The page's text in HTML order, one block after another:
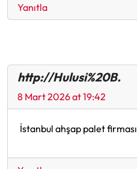
Yanıtla
http://Hulusi%20B.
8 Mart 2026 at 19:42
İstanbul ahşap palet firması